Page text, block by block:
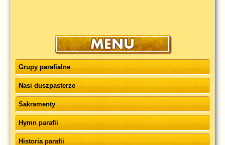
Grupy parafialne
Nasi duszpasterze
Sakramenty
Hymn parafii
Historia parafii